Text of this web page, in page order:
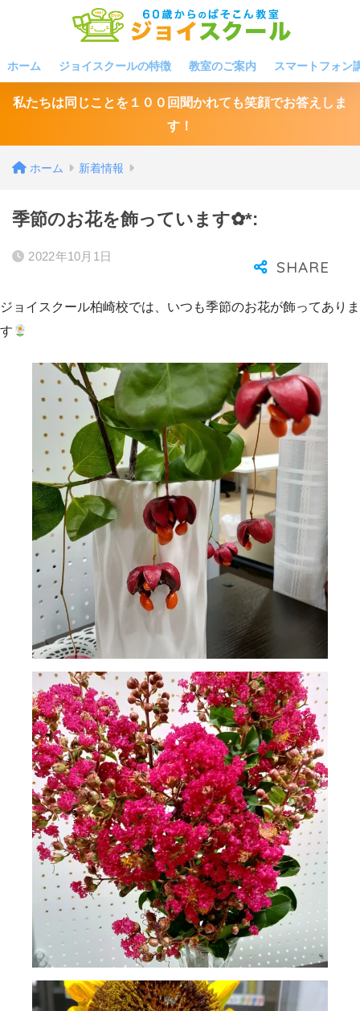
ホーム ジョイスクールの特徴 教室のご案内 スマートフォン
私たちは同じことを１００回聞かれても笑顔でお答えしま
す！
ホーム 新着情報
季節のお花を飾っています✿*:
2022年10月1日
ジョイスクール柏崎校では、いつも季節のお花が飾ってありま
す